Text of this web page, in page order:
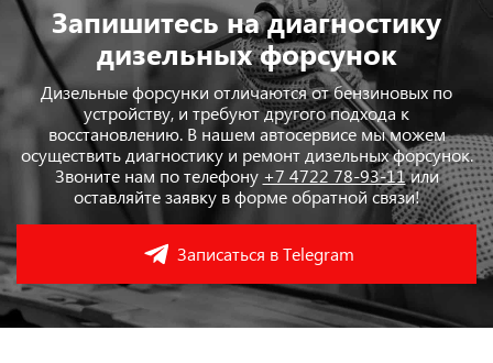
Запишитесь на диагностику
дизельных форсунок
Дизельные форсунки отличаются от бензиновых по
устройству, и требуют другого подхода к
восстановлению. В нашем автосервисе мы можем
осуществить диагностику и ремонт дизельных форсунок.
Звоните нам по телефону +7 4722 78-93-11или
оставляйте заявку в форме обратной связи!
Записаться в Telegram